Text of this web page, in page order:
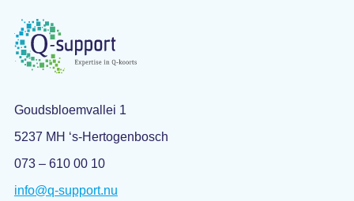
Goudsbloemvallei 1
5237 MH ‘s-Hertogenbosch
073 – 610 00 10
info@q-support.nu